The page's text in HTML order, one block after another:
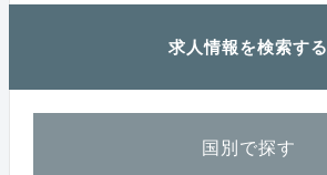
求人情報を検索する
国別で探す